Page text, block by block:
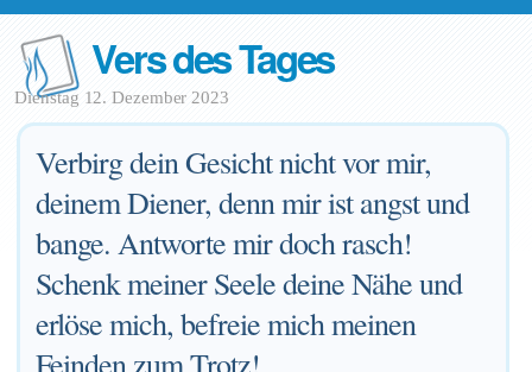
Vers des Tages
Dienstag 12. Dezember 2023
Verbirg dein Gesicht nicht vor mir,
deinem Diener, denn mir ist angst und
bange. Antworte mir doch rasch!
Schenk meiner Seele deine Nähe und
erlöse mich, befreie mich meinen
Feinden zum Trotz!